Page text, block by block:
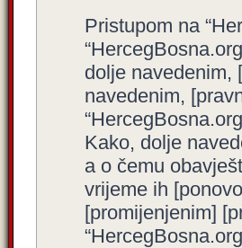
Pristupom na
dolje navedenim,
navedenim,
Kako, dolje
a o čemu
vrijeme ih
[promijenjenim]